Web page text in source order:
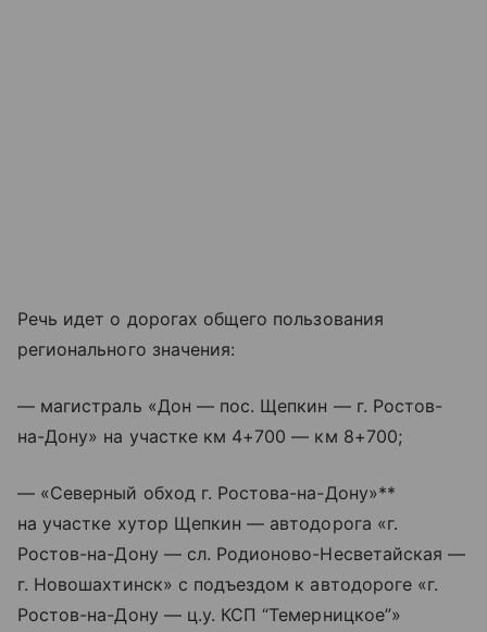
Речь идет о дорогах общего пользования
регионального значения:
— магистраль «Дон — пос. Щепкин — г. Ростов-
на-Дону» на участке км 4+700 — км 8+700;
— «Северный обход г. Ростова-на-Дону»**
на участке хутор Щепкин — автодорога «г.
Ростов-на-Дону — сл. Родионово-Несветайская —
г. Новошахтинск» с подъездом к автодороге «г.
Ростов-на-Дону — ц.у. КСП “Темерницкое”»